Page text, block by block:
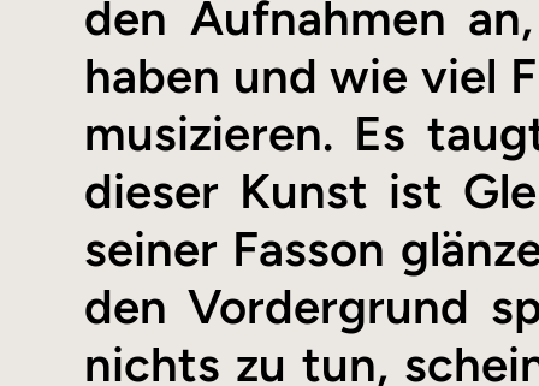
den Aufnahmen
haben und wie viel
musizieren. Es
dieser Kunst ist
seiner Fasson
den Vordergrund
nichts zu tun,